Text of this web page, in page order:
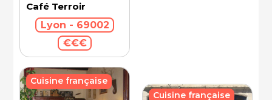
Café Terroir
Lyon - 69002
€€€
Cuisine française
Cuisine française